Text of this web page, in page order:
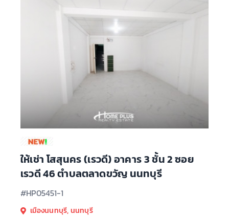
ให้เช่า โสสุนคร (เรวดี) อาคาร 3 ชั้น 2 ซอย
เรวดี 46 ตำบลตลาดขวัญ นนทบุรี
#HP05451-1
เมืองนนทบุรี, นนทบุรี